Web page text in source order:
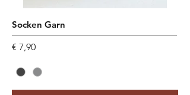
Socken Garn
Preis
€ 7,90